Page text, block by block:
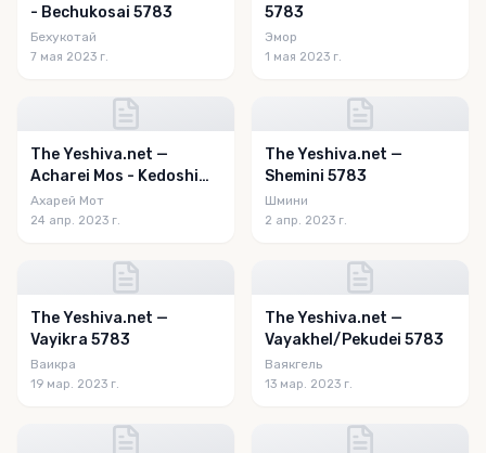
- Bechukosai 5783
Бехукотай
7 мая 2023 г.
5783
Эмор
1 мая 2023 г.
The Yeshiva.net —
Acharei Mos - Kedoshim
5783
Ахарей Мот
24 апр. 2023 г.
The Yeshiva.net —
Shemini 5783
Шмини
2 апр. 2023 г.
The Yeshiva.net —
Vayikra 5783
Ваикра
19 мар. 2023 г.
The Yeshiva.net —
Vayakhel/Pekudei 5783
Ваякгель
13 мар. 2023 г.